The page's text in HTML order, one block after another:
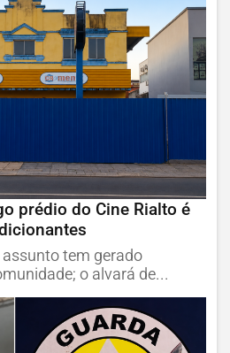
prédio do Cine Rialto é
tem gerado
o alvará de...